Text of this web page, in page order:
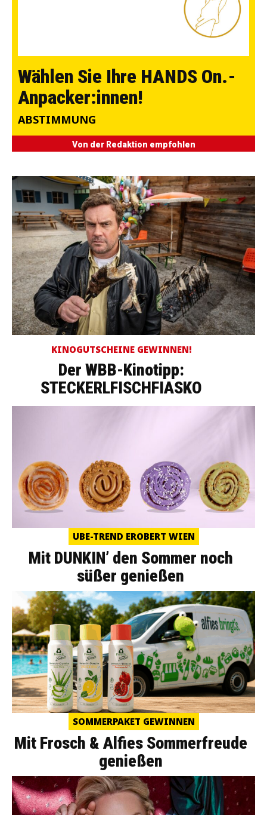
Wählen Sie Ihre HANDS On.-
Anpacker:innen!
ABSTIMMUNG
Von der Redaktion empfohlen
KINOGUTSCHEINE GEWINNEN!
Der WBB-Kinotipp:
STECKERLFISCHFIASKO
UBE-TREND EROBERT WIEN
Mit DUNKIN’ den Sommer noch
süßer genießen
SOMMERPAKET GEWINNEN
Mit Frosch & Alfies Sommerfreude
genießen